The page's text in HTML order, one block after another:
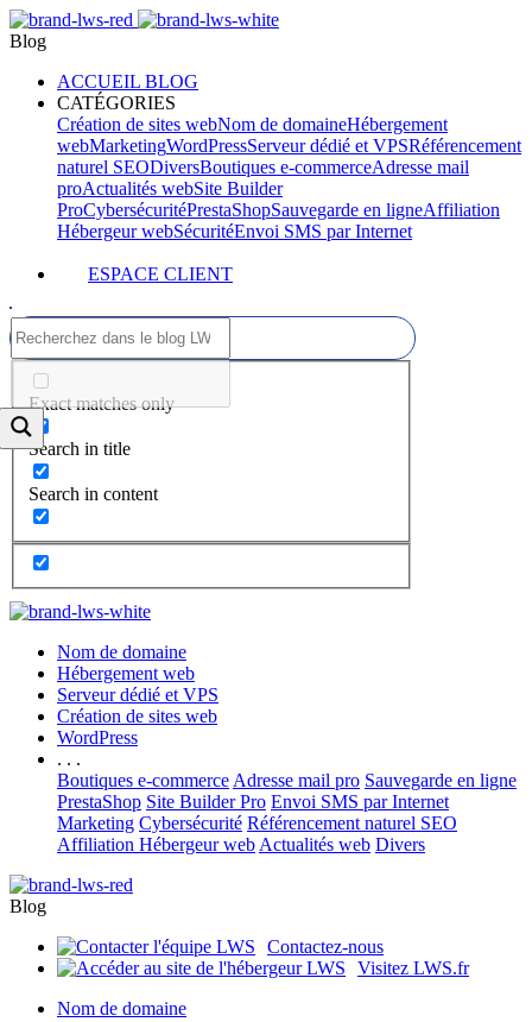
Blog
ACCUEIL BLOG
CATÉGORIES
Création de sites webNom de domaineHébergement
webMarketingWordPressServeur dédié et VPSRéférencement
naturel SEODiversBoutiques e-commerceAdresse mail
proActualités webSite Builder
ProCybersécuritéPrestaShopSauvegarde en ligneAffiliation
Hébergeur webSécuritéEnvoi SMS par Internet
ESPACE CLIENT
Exact matches only
Search in title
Search in content
Nom de domaine
Hébergement web
Serveur dédié et VPS
Création de sites web
WordPress
. . .
Boutiques e-commerce Adresse mail pro Sauvegarde en ligne
PrestaShop Site Builder Pro Envoi SMS par Internet
Marketing Cybersécurité Référencement naturel SEO
Affiliation Hébergeur web Actualités web Divers
Blog
Contactez-nous
Visitez LWS.fr
Nom de domaine